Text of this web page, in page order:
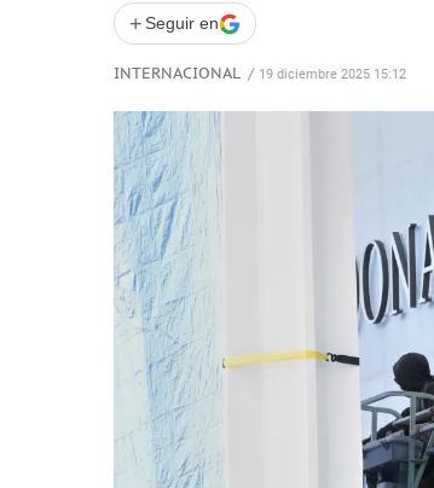
+ Seguir en
INTERNACIONAL / 19 diciembre 2025 15:12